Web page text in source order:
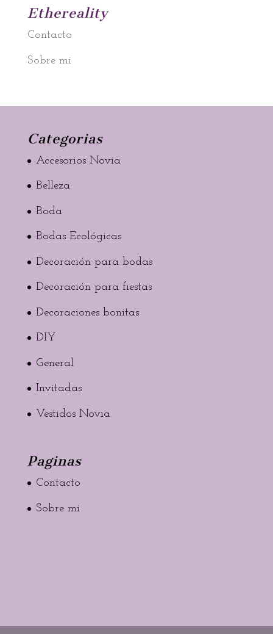
Ethereality
Contacto
Sobre mi
Categorias
Accesorios Novia
Belleza
Boda
Bodas Ecológicas
Decoración para bodas
Decoración para fiestas
Decoraciones bonitas
DIY
General
Invitadas
Vestidos Novia
Paginas
Contacto
Sobre mi